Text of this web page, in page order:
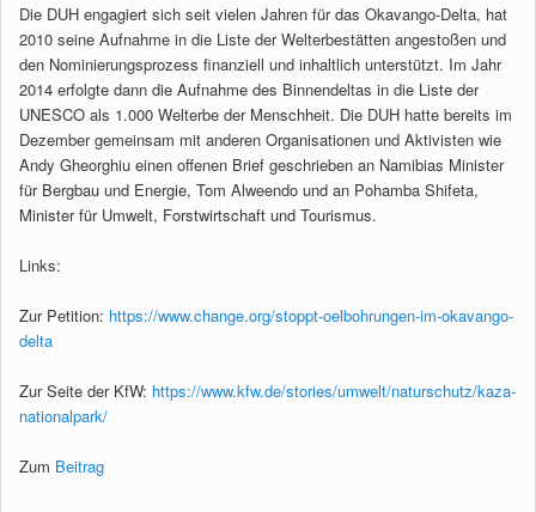
Die DUH engagiert sich seit vielen Jahren für das Okavango-Delta, hat
2010 seine Aufnahme in die Liste der Welterbestätten angestoßen und
den Nominierungsprozess finanziell und inhaltlich unterstützt. Im Jahr
2014 erfolgte dann die Aufnahme des Binnendeltas in die Liste der
UNESCO als 1.000 Welterbe der Menschheit. Die DUH hatte bereits im
Dezember gemeinsam mit anderen Organisationen und Aktivisten wie
Andy Gheorghiu einen offenen Brief geschrieben an Namibias Minister
für Bergbau und Energie, Tom Alweendo und an Pohamba Shifeta,
Minister für Umwelt, Forstwirtschaft und Tourismus.
Links:
Zur Petition: https://www.change.org/stoppt-oelbohrungen-im-okavango-
delta
Zur Seite der KfW: https://www.kfw.de/stories/umwelt/naturschutz/kaza-
nationalpark/
Zum Beitrag